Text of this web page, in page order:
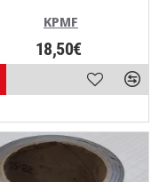
KPMF
18,50€